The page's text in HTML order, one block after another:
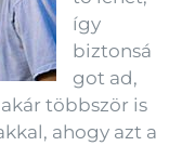
így
biztonsá
got ad,
többször is
ahogy azt a